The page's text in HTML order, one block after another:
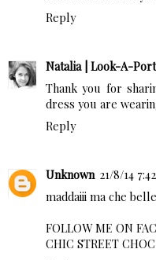
Reply
Natalia | Look-A-
Thank you for
dress you are
Reply
Unknown 21/8/14
maddaiii ma che
FOLLOW ME ON
CHIC STREET CHOC